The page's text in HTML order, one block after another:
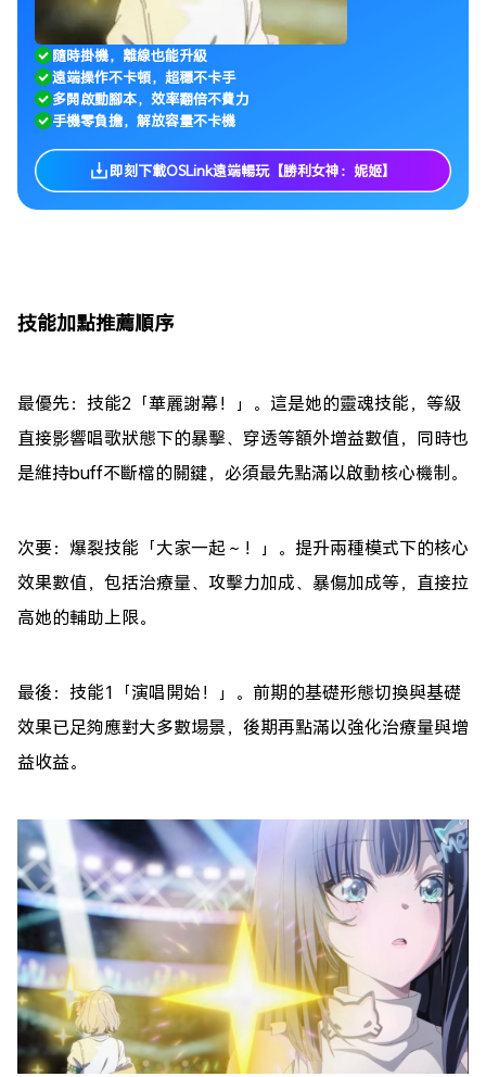
隨時掛機，離線也能升級
遠端操作不卡頓，超穩不卡手
多開啟動腳本，效率翻倍不費力
手機零負擔，解放容量不卡機
即刻下載OSLink遠端暢玩【勝利女神：妮姬】
技能加點推薦順序
最優先：技能2「華麗謝幕！
」。這是她的靈魂技能，等級
直接影響唱歌狀態下的暴擊、穿透等額外增益數值，同時也
是維持buff不斷檔的關鍵，必須最先點滿以啟動核心機制。
次要：爆裂技能「大家一起～！
」。提升兩種模式下的核心
效果數值，包括治療量、攻擊力加成、暴傷加成等，直接拉
高她的輔助上限。
最後：技能1「演唱開始！
」。前期的基礎形態切換與基礎
效果已足夠應對大多數場景，後期再點滿以強化治療量與增
益收益。